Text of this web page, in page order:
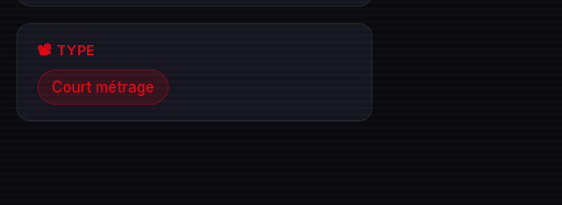
📽️ TYPE
Court métrage